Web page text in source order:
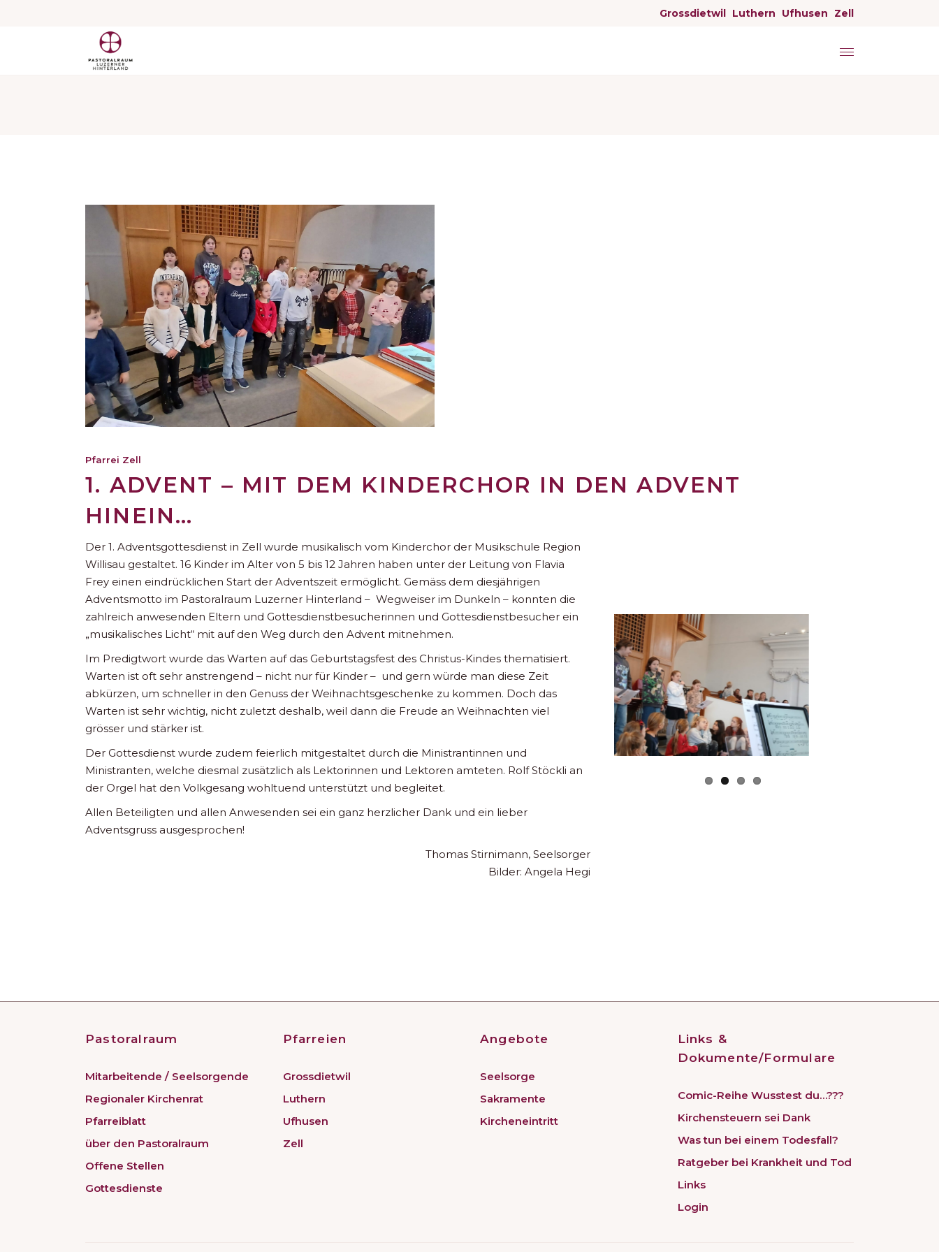
Grossdietwil Luthern Ufhusen Zell
Pfarrei Zell
1. ADVENT – MIT DEM KINDERCHOR IN DEN ADVENT
HINEIN…
Der 1. Adventsgottesdienst in Zell wurde musikalisch vom Kinderchor der Musikschule Region
Willisau gestaltet. 16 Kinder im Alter von 5 bis 12 Jahren haben unter der Leitung von Flavia
Frey einen eindrücklichen Start der Adventszeit ermöglicht. Gemäss dem diesjährigen
Adventsmotto im Pastoralraum Luzerner Hinterland – Wegweiser im Dunkeln – konnten die
zahlreich anwesenden Eltern und Gottesdienstbesucherinnen und Gottesdienstbesucher ein
„musikalisches Licht“ mit auf den Weg durch den Advent mitnehmen.
Im Predigtwort wurde das Warten auf das Geburtstagsfest des Christus-Kindes thematisiert.
Warten ist oft sehr anstrengend – nicht nur für Kinder – und gern würde man diese Zeit
abkürzen, um schneller in den Genuss der Weihnachtsgeschenke zu kommen. Doch das
Warten ist sehr wichtig, nicht zuletzt deshalb, weil dann die Freude an Weihnachten viel
grösser und stärker ist.
Der Gottesdienst wurde zudem feierlich mitgestaltet durch die Ministrantinnen und
Ministranten, welche diesmal zusätzlich als Lektorinnen und Lektoren amteten. Rolf Stöckli an
der Orgel hat den Volkgesang wohltuend unterstützt und begleitet.
Allen Beteiligten und allen Anwesenden sei ein ganz herzlicher Dank und ein lieber
Adventsgruss ausgesprochen!
Thomas Stirnimann, Seelsorger
Bilder: Angela Hegi
Pastoralraum
Mitarbeitende / Seelsorgende
Regionaler Kirchenrat
Pfarreiblatt
über den Pastoralraum
Offene Stellen
Gottesdienste
Pfarreien
Grossdietwil
Luthern
Ufhusen
Zell
Angebote
Seelsorge
Sakramente
Kircheneintritt
Links &
Dokumente/Formulare
Comic-Reihe Wusstest du…???
Kirchensteuern sei Dank
Was tun bei einem Todesfall?
Ratgeber bei Krankheit und Tod
Links
Login